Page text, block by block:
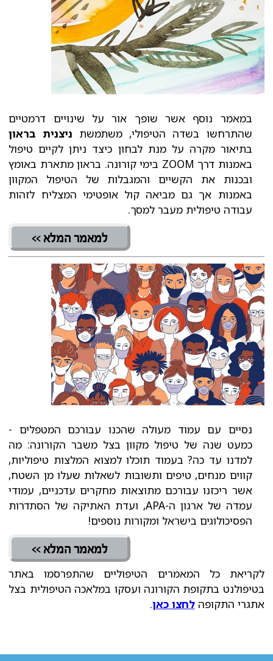
במאמר נוסף אשר שופך אור על שינויים דרמטיים
שהתרחשו בשדה הטיפולי, משתמשת ניצנית בראון
בתיאור מקרה על מנת לבחון כיצד ניתן לקיים טיפול
באמנות דרך ZOOM בימי קורונה. בראון מתארת באומץ
ובכנות את הקשיים והמגבלות של הטיפול המקוון
באמנות אך גם מביאה קול אופטימי המצליח לזהות
עבודה טיפולית מעבר למסך.
למאמר המלא >>
נסיים עם עמוד מעולה שהכנו עבורכם המטפלים -
כמעט שנה של טיפול מקוון בצל משבר הקורונה: מה
למדנו עד כה? בעמוד תוכלו למצוא המלצות טיפוליות,
קווים מנחים, טיפים ותשובות לשאלות שעלו מן השטח,
אשר ריכזנו עבורכם מתוצאות מחקרים עדכניים, עמודי
עמדה של ארגון ה-APA, ועדת האתיקה של הסתדרות
הפסיכולוגים בישראל ומקורות נוספים!
למאמר המלא >>
לקריאת כל המאמרים הטיפוליים שהתפרסמו באתר
בטיפולנט בתקופת הקורונה ועסקו במלאכה הטיפולית בצל
אתגרי התקופהלחצו כאן.